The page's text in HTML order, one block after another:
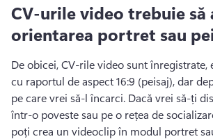
CV-urile video trebuie să
orientarea portret sau
De obicei, CV-rile video sunt înregistrate,
cu raportul de aspect 16:9 (peisaj), dar
pe care vrei să-l încarci. Dacă vrei să-ți
într-o poveste sau pe o rețea de
poți crea un videoclip în modul portret